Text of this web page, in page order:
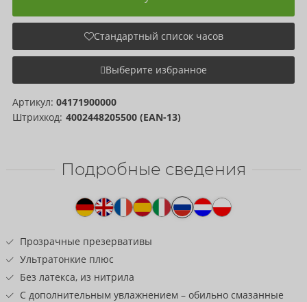
Стандартный список часов
Выберите избранное
Артикул: 04171900000
Штрихкод: 4002448205500 (EAN-13)
Подробные сведения
товару
Прозрачные презервативы
Ультратонкие плюс
Без латекса, из нитрила
С дополнительным увлажнением – обильно смазанные